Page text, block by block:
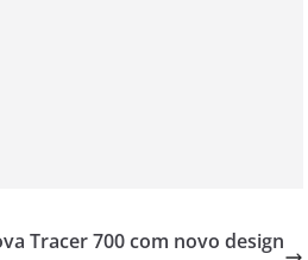
Tracer 700 com novo design